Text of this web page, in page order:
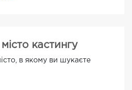
кастингу
в якому ви шукаєте